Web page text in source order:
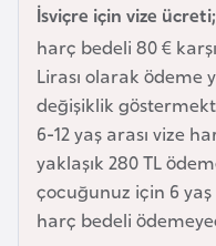
İsviçre için vize ücreti;
harç bedeli 80 €
Lirası olarak ödeme
değişiklik
6-12 yaş arası vize
yaklaşık 280 TL
çocuğunuz için 6
harç bedeli
y
n
B
a
n
g
l